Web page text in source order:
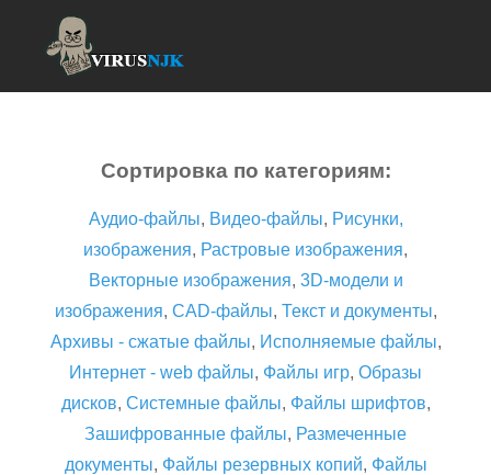
Сортировка по категориям:
Аудио-файлы, Видео-файлы, Рисунки,
изображения, Растровые изображения,
Векторные изображения, 3D-модели и
изображения, CAD-файлы, Текст и документы,
Архивы - сжатые файлы, Исполняемые файлы,
Интернет - web файлы, Файлы игр, Образы
дисков, Системные файлы, Файлы шрифтов,
Зашифрованные файлы, Размеченные
документы, Файлы резервных копий, Файлы